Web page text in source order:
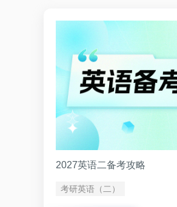
2027英语二备考攻略
考研英语（二）